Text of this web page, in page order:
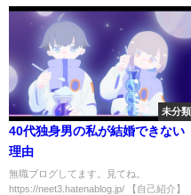
未分類
40代独身男の私が結婚できない
理由
無職ブログしてます。見てね。
https://neet3.hatenablog.jp/ 【自己紹介】